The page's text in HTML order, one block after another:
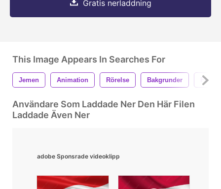
Gratis nerladdning
This Image Appears In Searches For
Jemen Animation Rörelse Bakgrunder Flagga
Användare Som Laddade Ner Den Här Filen
Laddade Även Ner
adobe Sponsrade videoklipp